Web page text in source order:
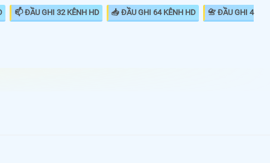
📫 ĐẦU GHI 32 KÊNH HD 📥 ĐẦU GHI 64 KÊNH HD 📇 ĐẦU GHI 4